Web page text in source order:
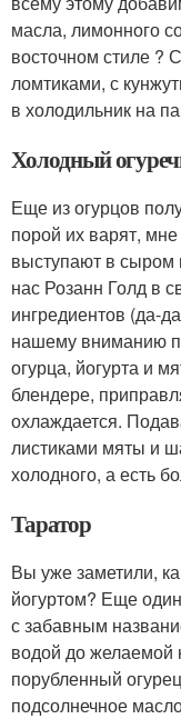
масла, лимонного
восточном стиле ?
ломтиками, с
в холодильник на
Холодный
Еще из огурцов
порой их варят,
выступают в сыром
нас Розанн Голд в
ингредиентов (да-
нашему вниманию
огурца, йогурта и
блендере,
охлаждается.
листиками мяты и
холодного, а есть
Таратор
Вы уже заметили,
йогуртом? Еще
с забавным
водой до желаемой
порубленный
подсолнечное